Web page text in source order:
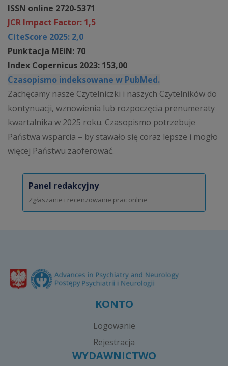
ISSN online 2720-5371
JCR Impact Factor: 1,5
CiteScore 2025: 2,0
Punktacja MEiN: 70
Index Copernicus 2023: 153,00
Czasopismo indeksowane w PubMed.
Zachęcamy nasze Czytelniczki i naszych Czytelników do
kontynuacji, wznowienia lub rozpoczęcia prenumeraty
kwartalnika w 2025 roku. Czasopismo potrzebuje
Państwa wsparcia – by stawało się coraz lepsze i mogło
więcej Państwu zaoferować.
Panel redakcyjny
Zgłaszanie i recenzowanie prac online
KONTO
Logowanie
Rejestracja
WYDAWNICTWO